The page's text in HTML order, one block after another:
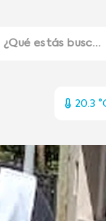
20.3